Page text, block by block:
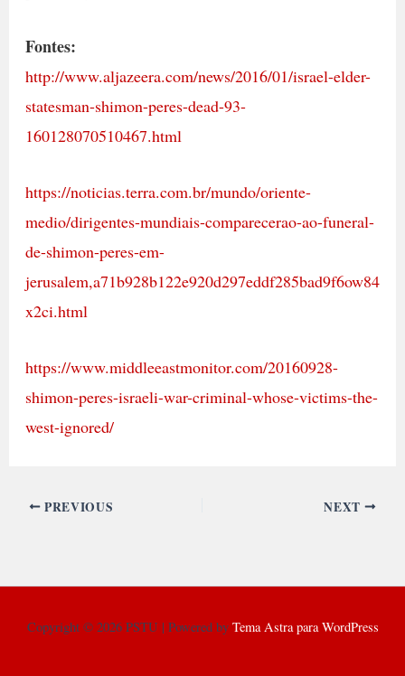
Fontes:
http://www.aljazeera.com/news/2016/01/israel-elder-
statesman-shimon-peres-dead-93-
160128070510467.html
https://noticias.terra.com.br/mundo/oriente-
medio/dirigentes-mundiais-comparecerao-ao-funeral-
de-shimon-peres-em-
jerusalem,a71b928b122e920d297eddf285bad9f6ow84
x2ci.html
https://www.middleeastmonitor.com/20160928-
shimon-peres-israeli-war-criminal-whose-victims-the-
west-ignored/
PREVIOUS NEXT
Copyright © 2026 PSTU | Powered by Tema Astra para WordPress